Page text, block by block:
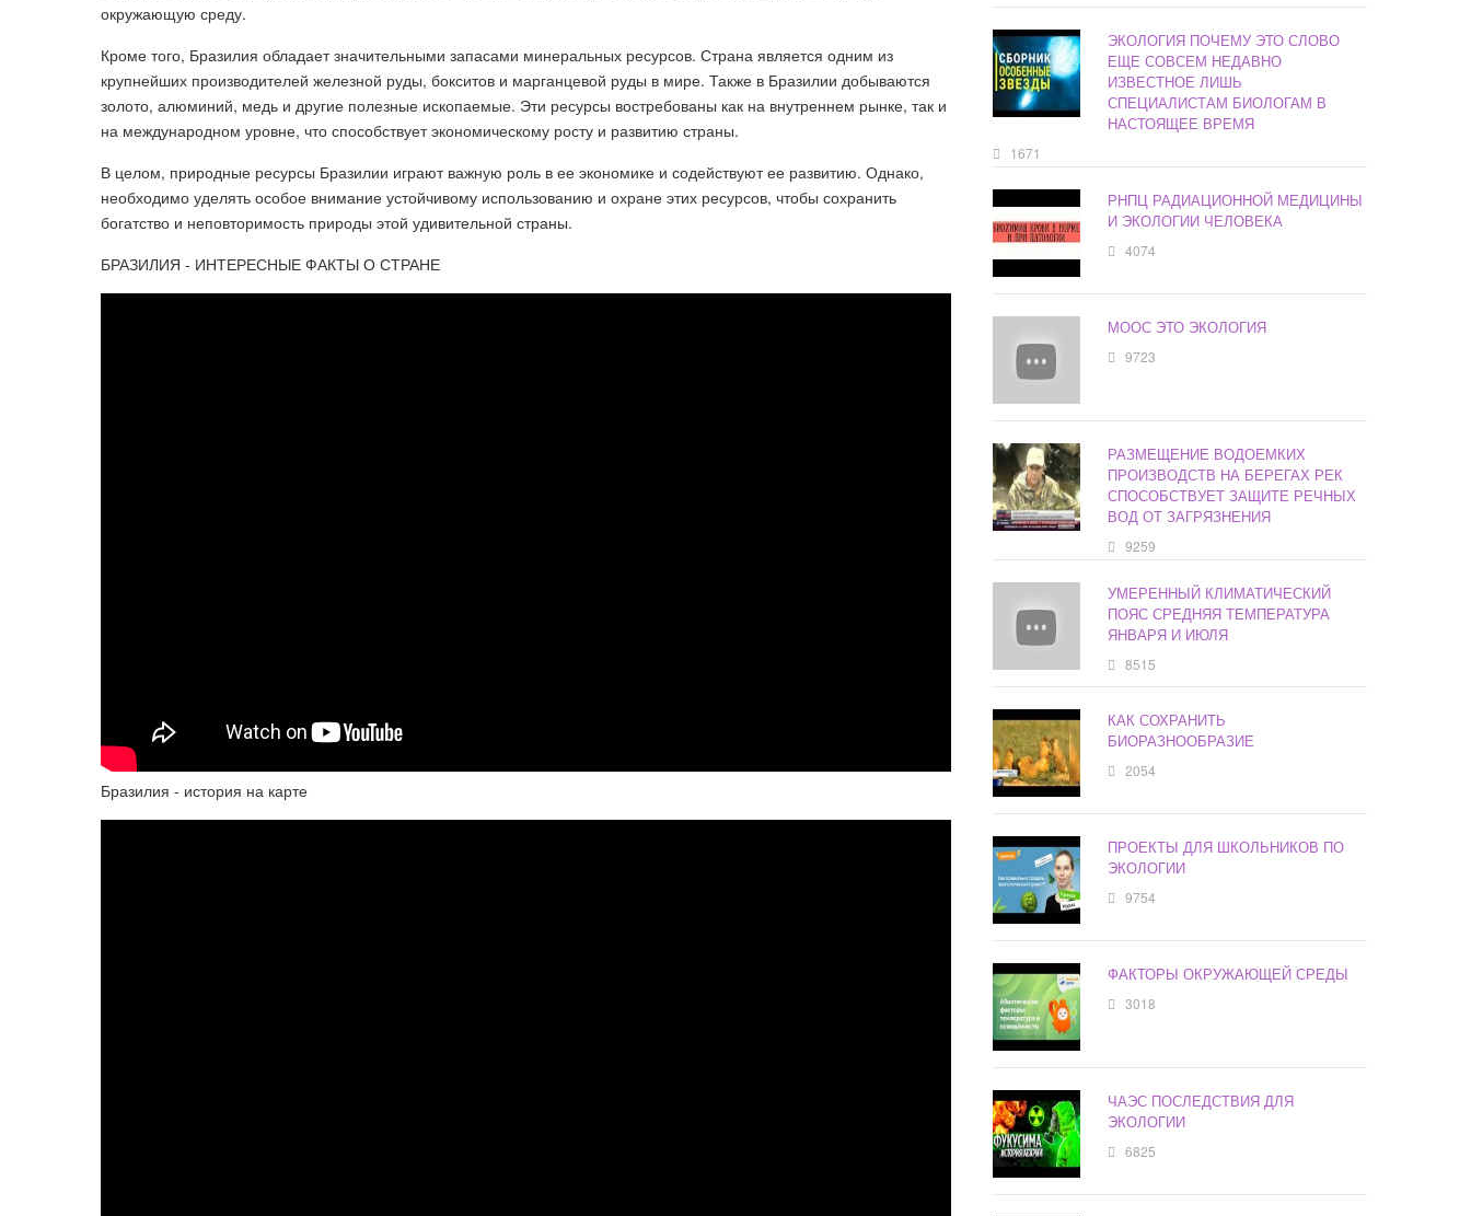
окружающую среду.
Кроме того, Бразилия обладает значительными запасами минеральных ресурсов. Страна является одним из
крупнейших производителей железной руды, бокситов и марганцевой руды в мире. Также в Бразилии добываются
золото, алюминий, медь и другие полезные ископаемые. Эти ресурсы востребованы как на внутреннем рынке, так и
на международном уровне, что способствует экономическому росту и развитию страны.
В целом, природные ресурсы Бразилии играют важную роль в ее экономике и содействуют ее развитию. Однако,
необходимо уделять особое внимание устойчивому использованию и охране этих ресурсов, чтобы сохранить
богатство и неповторимость природы этой удивительной страны.
БРАЗИЛИЯ - ИНТЕРЕСНЫЕ ФАКТЫ О СТРАНЕ
Бразилия - история на карте
ЭКОЛОГИЯ ПОЧЕМУ ЭТО СЛОВО
ЕЩЕ СОВСЕМ НЕДАВНО
ИЗВЕСТНОЕ ЛИШЬ
СПЕЦИАЛИСТАМ БИОЛОГАМ В
НАСТОЯЩЕЕ ВРЕМЯ
1671
РНПЦ РАДИАЦИОННОЙ МЕДИЦИНЫ
И ЭКОЛОГИИ ЧЕЛОВЕКА
4074
МООС ЭТО ЭКОЛОГИЯ
9723
РАЗМЕЩЕНИЕ ВОДОЕМКИХ
ПРОИЗВОДСТВ НА БЕРЕГАХ РЕК
СПОСОБСТВУЕТ ЗАЩИТЕ РЕЧНЫХ
ВОД ОТ ЗАГРЯЗНЕНИЯ
9259
УМЕРЕННЫЙ КЛИМАТИЧЕСКИЙ
ПОЯС СРЕДНЯЯ ТЕМПЕРАТУРА
ЯНВАРЯ И ИЮЛЯ
8515
КАК СОХРАНИТЬ
БИОРАЗНООБРАЗИЕ
2054
ПРОЕКТЫ ДЛЯ ШКОЛЬНИКОВ ПО
ЭКОЛОГИИ
9754
ФАКТОРЫ ОКРУЖАЮЩЕЙ СРЕДЫ
3018
ЧАЭС ПОСЛЕДСТВИЯ ДЛЯ
ЭКОЛОГИИ
6825